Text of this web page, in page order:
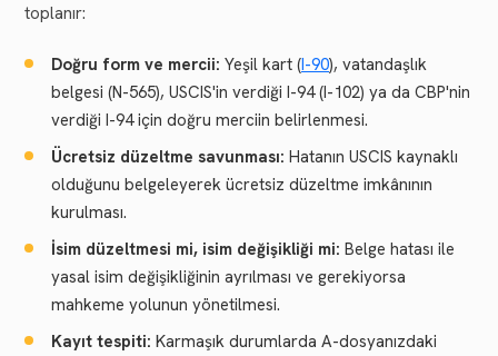
toplanır:
Doğru form ve mercii: Yeşil kart (I-90), vatandaşlık
belgesi (N-565), USCIS'in verdiği I-94 (I-102) ya da CBP'nin
verdiği I-94 için doğru merciin belirlenmesi.
Ücretsiz düzeltme savunması: Hatanın USCIS kaynaklı
olduğunu belgeleyerek ücretsiz düzeltme imkânının
kurulması.
İsim düzeltmesi mi, isim değişikliği mi: Belge hatası ile
yasal isim değişikliğinin ayrılması ve gerekiyorsa
mahkeme yolunun yönetilmesi.
Kayıt tespiti: Karmaşık durumlarda A-dosyanızdaki